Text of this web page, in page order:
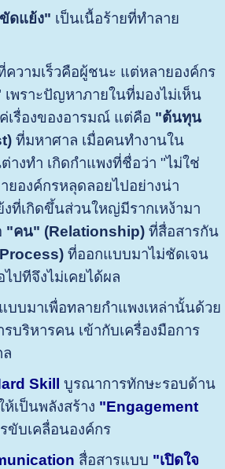
ดแย้ง" เป็นเนื้อร้ายที่ทำลาย
วามเร็วคือผู้ชนะ แต่หลายองค์กร
เพราะปัญหาภายในที่มองไม่เห็น
เรื่องของอารมณ์ แต่คือ "ต้นทุน
ที่มหาศาล เมื่อคนทำงานใน
งทำ เกิดกำแพงที่ชื่อว่า "ไม่ใช่
ยองค์กรหลุดลอยไปอย่างน่า
ที่เกิดขึ้นส่วนใหญ่มีรากเหง้ามา
"คน" (Relationship)ที่สื่อสารกัน
ที่ออกแบบมาไม่ชัดเจน
ปทีจึงไม่เคยได้ผล
บบมาเพื่อทลายกำแพงเหล่านั้นด้วย
บริหารคน เข้ากับเครื่องมือการ
Skill บูรณาการทักษะรอบด้าน
เป็นพลังสร้าง "Engagement
ขับเคลื่อนองค์กร
สื่อสารแบบ "เปิดใจ